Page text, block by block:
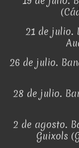
21 de julio.
26 de julio.
28 de julio.
2 de agosto.
Guixols